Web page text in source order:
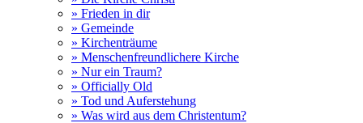
» Frieden in dir
» Gemeinde
» Kirchenträume
» Menschenfreundlichere Kirche
» Nur ein Traum?
» Officially Old
» Tod und Auferstehung
» Was wird aus dem Christentum?